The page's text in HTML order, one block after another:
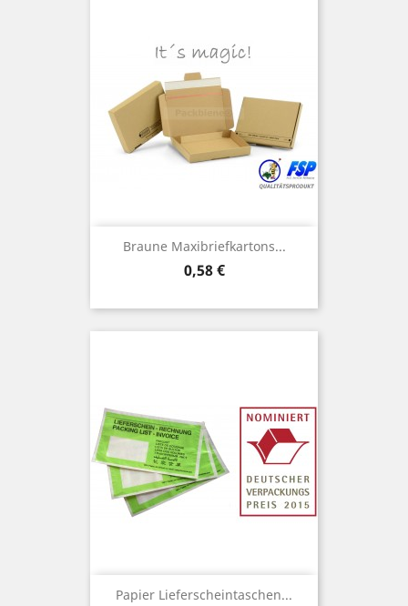
Braune Maxibriefkartons...
Preis
0,58 €
Papier Lieferscheintaschen...